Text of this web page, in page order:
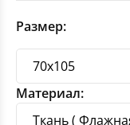
Размер:
Материал: